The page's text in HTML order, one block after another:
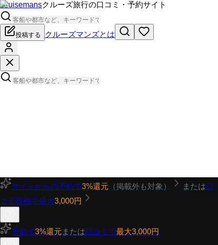
Cruisemansクルーズ旅行の口コミ・予約サイト
投稿する クルーズマンズとは
サイトからの予約で3%還元 （掲載外も対象） または口
コミ投稿で最大3,000円
予約で3%還元 または口コミで最大3,000円